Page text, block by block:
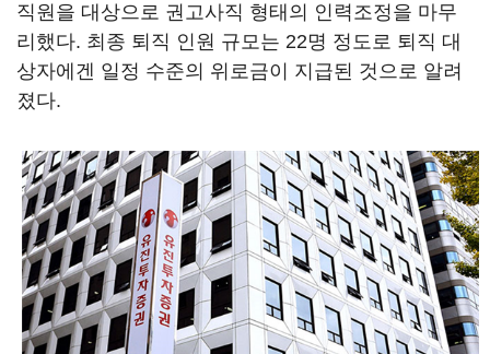
직원을 대상으로 권고사직 형태의 인력조정을 마무
리했다. 최종 퇴직 인원 규모는 22명 정도로 퇴직 대
상자에겐 일정 수준의 위로금이 지급된 것으로 알려
졌다.